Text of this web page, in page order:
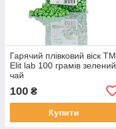
Гарячий плівковий віск TM
Elit lab 100 грамів зелений
чай
100 ₴
Купити